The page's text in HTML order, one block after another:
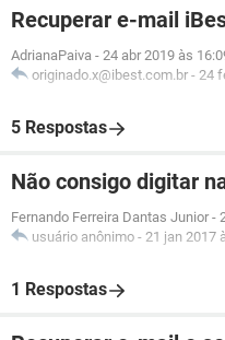
Recuperar e-mail
AdrianaPaiva - 24 abr 2019 às
originado.x@ibest.com.br - 24
5 Respostas
Não consigo digitar
Fernando Ferreira Dantas Junior -
usuário anônimo - 21 jan 2017
1 Respostas